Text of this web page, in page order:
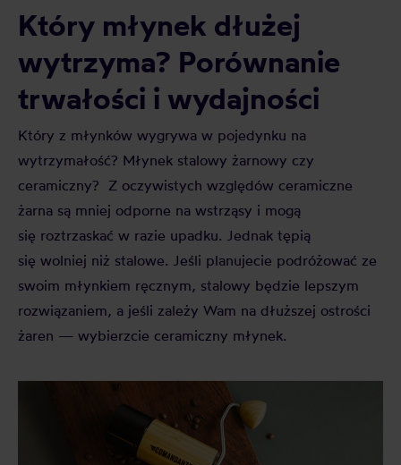
Który młynek dłużej
wytrzyma? Porównanie
trwałości i wydajności
Który z młynków wygrywa w pojedynku na
wytrzymałość? Młynek stalowy żarnowy czy
ceramiczny? Z oczywistych względów ceramiczne
żarna są mniej odporne na wstrząsy i mogą
się roztrzaskać w razie upadku. Jednak tępią
się wolniej niż stalowe. Jeśli planujecie podróżować ze
swoim młynkiem ręcznym, stalowy będzie lepszym
rozwiązaniem, a jeśli zależy Wam na dłuższej ostrości
żaren — wybierzcie ceramiczny młynek.